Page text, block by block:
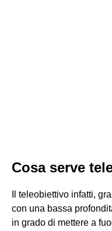
Cosa serve
Il teleobiettivo infatti,
con una bassa
in grado di mettere a